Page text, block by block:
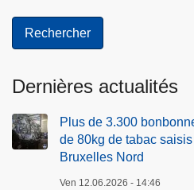
Dernières actualités
Plus de 3.300
de 80kg de tabac
Bruxelles Nord
Ven 12.06.2026 - 14:46